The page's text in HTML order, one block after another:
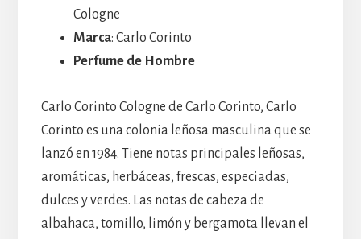
Cologne
Marca: Carlo Corinto
Perfume de Hombre
Carlo Corinto Cologne de Carlo Corinto, Carlo
Corinto es una colonia leñosa masculina que se
lanzó en 1984. Tiene notas principales leñosas,
aromáticas, herbáceas, frescas, especiadas,
dulces y verdes. Las notas de cabeza de
albahaca, tomillo, limón y bergamota llevan el